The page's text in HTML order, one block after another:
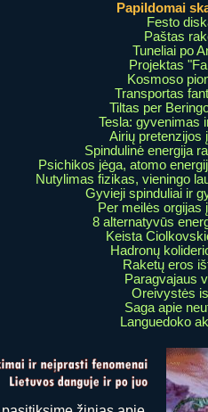
Papildomai
Festo
Paštas
Tuneliai po
Projektas
Kosmoso
Transportas
Tiltas per
Tesla: gyvenimas
Airių pretenzijos
Spindulinė energija
Psichikos jėga, atomo
Nutylimas fizikas, vieningo
Gyvieji spinduliai ir
Per meilės orgijas
8 alternatyvūs
Keista
Hadronų
Raketų eros
Paragvajaus
Oreivystės
Saga apie
Languedoko